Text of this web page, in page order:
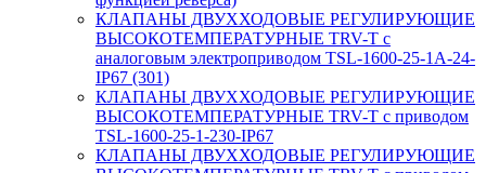
КЛАПАНЫ ДВУХХОДОВЫЕ РЕГУЛИРУЮЩИЕ
ВЫСОКОТЕМПЕРАТУРНЫЕ TRV-T с
аналоговым электроприводом TSL-1600-25-1А-24-
IP67 (301)
КЛАПАНЫ ДВУХХОДОВЫЕ РЕГУЛИРУЮЩИЕ
ВЫСОКОТЕМПЕРАТУРНЫЕ TRV-T с приводом
TSL-1600-25-1-230-IP67
КЛАПАНЫ ДВУХХОДОВЫЕ РЕГУЛИРУЮЩИЕ